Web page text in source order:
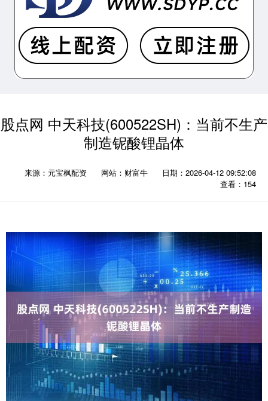
股点网 中天科技(600522SH)：当前不生产
制造铌酸锂晶体
来源：元宝枫配资 网站：财富牛
日期：2026-04-12 09:52:08
查看：154